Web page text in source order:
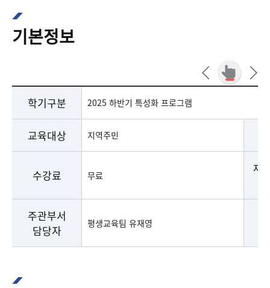
기본정보
학기구분, 교육대상, 교육장소, 수강료 , 재료비 또는 기타비용, 주관부서 담당자, 문의전화 정보 안내
학기구분 2025 하반기 특성화 프로그램
교육대상 지역주민
수강료 무료
재
주관부서
담당자
평생교육팀 유재영